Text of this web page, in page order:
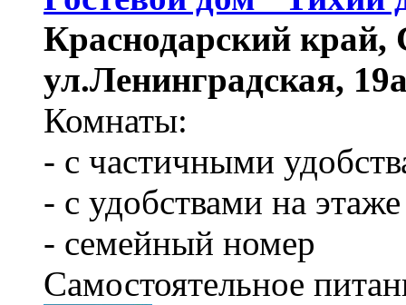
Краснодарский
ул.Ленинградская,
Комнаты:
- с частичными
- с удобствами на
- семейный номер
Самостоятельное